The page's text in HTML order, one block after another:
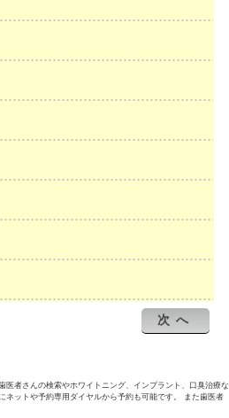
次へ
医者さんの検索やホワイトニング、インプラント、口臭治療な
ネットや予約専用ダイヤルから予約も可能です。 また歯医者